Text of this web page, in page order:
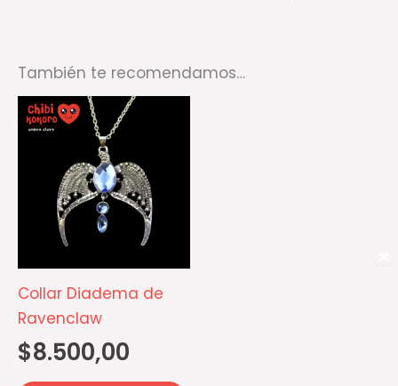
También te recomendamos…
Collar Diadema de
Ravenclaw
$8.500,00